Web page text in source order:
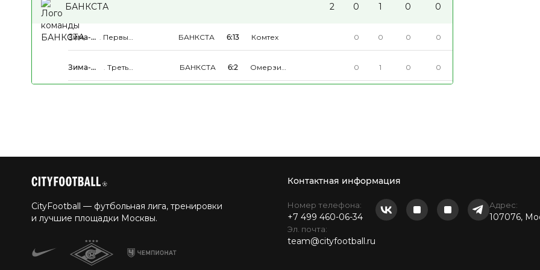
БАНКСТА 2 0 1 0 0
Зима-
. Первый
БАНКСТА 6:13 Комтех 0 0 0 0
Зима-
2026
. Третья
БАНКСТА 6:2
Омерзительная
0 1 0 0
CityFootball — футбольная лига, тренировки
и лучшие площадки Москвы.
Контактная информация
Номер телефона:
+7 499 460-06-34
Эл. почта:
team@cityfootball.ru
Адрес:
107076,